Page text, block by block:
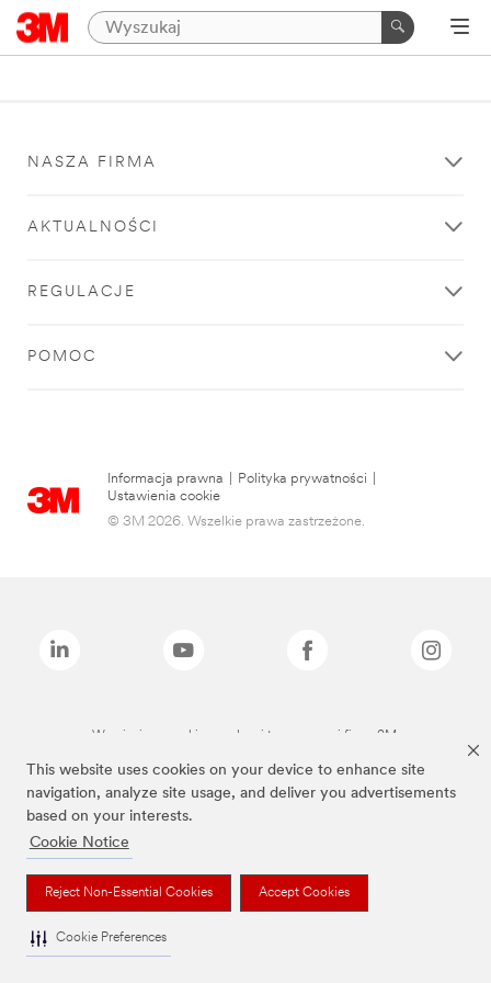
This website uses cookies on your device to enhance site
navigation, analyze site usage, and deliver you advertisements
based on your interests.
Cookie Notice
Reject Non-Essential Cookies Accept Cookies
Cookie Preferences
NASZA FIRMA
AKTUALNOŚCI
REGULACJE
POMOC
Informacja prawna Polityka prywatności
Ustawienia cookie
© 3M 2026. Wszelkie prawa zastrzeżone.
Wymienione marki są znakami towarowymi firmy 3M.